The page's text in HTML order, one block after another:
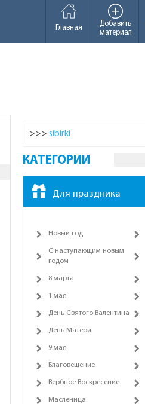
Добавить
материал
Главная
>>> sibirki
КАТЕГОРИИ
Для праздника
Новый год
С наступающим новым
годом
8 марта
1 мая
День Святого Валентина
День Матери
9 мая
Благовещение
Вербное Воскресение
Масленица